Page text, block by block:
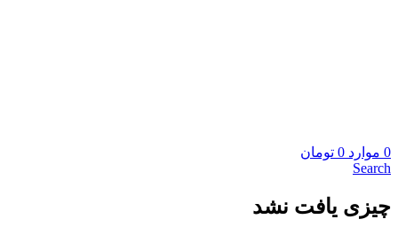
0 موارد 0 تومان
Search
چیزی یافت نشد